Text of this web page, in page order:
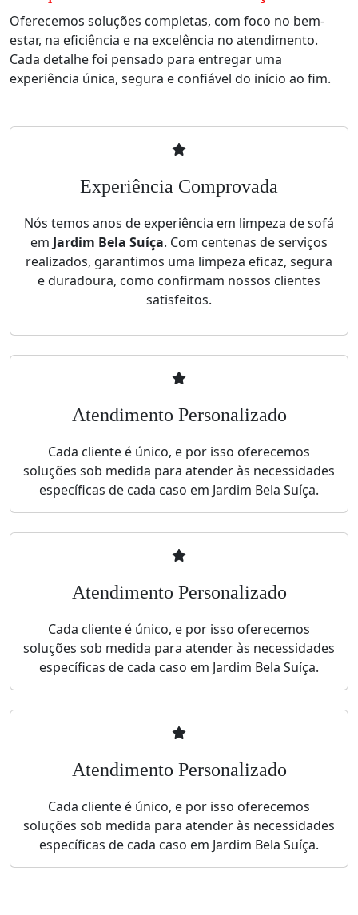
Oferecemos soluções completas, com foco no bem-
estar, na eficiência e na excelência no atendimento.
Cada detalhe foi pensado para entregar uma
experiência única, segura e confiável do início ao fim.
Experiência Comprovada
Nós temos anos de experiência em limpeza de sofá
em Jardim Bela Suíça. Com centenas de serviços
realizados, garantimos uma limpeza eficaz, segura
e duradoura, como confirmam nossos clientes
satisfeitos.
Atendimento Personalizado
Cada cliente é único, e por isso oferecemos
soluções sob medida para atender às necessidades
específicas de cada caso em Jardim Bela Suíça.
Atendimento Personalizado
Cada cliente é único, e por isso oferecemos
soluções sob medida para atender às necessidades
específicas de cada caso em Jardim Bela Suíça.
Atendimento Personalizado
Cada cliente é único, e por isso oferecemos
soluções sob medida para atender às necessidades
específicas de cada caso em Jardim Bela Suíça.